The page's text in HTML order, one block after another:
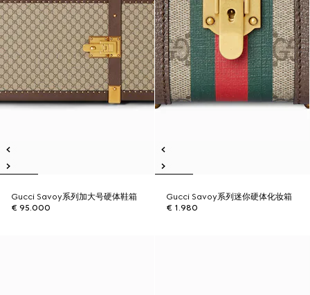
Gucci Savoy系列加大号硬体鞋箱
€ 95.000
Gucci Savoy系列迷你硬体化妆箱
€ 1.980